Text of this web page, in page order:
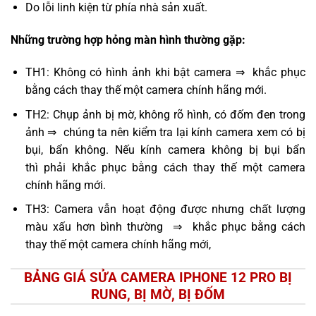
Do lỗi linh kiện từ phía nhà sản xuất.
Những trường hợp hỏng màn hình thường gặp:
TH1: Không có hình ảnh khi bật camera ⇒ khắc phục
bằng cách thay thế một camera chính hãng mới.
TH2: Chụp ảnh bị mờ, không rõ hình, có đốm đen trong
ảnh ⇒ chúng ta nên kiểm tra lại kính camera xem có bị
bụi, bẩn không. Nếu kính camera không bị bụi bẩn
thì phải khắc phục bằng cách thay thế một camera
chính hãng mới.
TH3: Camera vẫn hoạt động được nhưng chất lượng
màu xấu hơn bình thường ⇒ khắc phục bằng cách
thay thế một camera chính hãng mới,
BẢNG GIÁ SỬA CAMERA IPHONE 12 PRO BỊ
RUNG, BỊ MỜ, BỊ ĐỐM